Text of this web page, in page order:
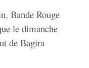
Bande Rouge
le dimanche
de Bagira